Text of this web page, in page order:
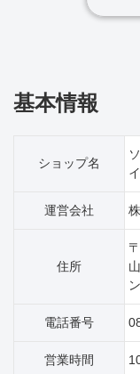
基本情報
ショップ名
運営会社
住所
電話番号
営業時間